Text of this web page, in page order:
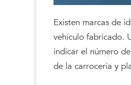
Existen marcas de
vehículo fabricado.
indicar el número
de la carrocería y